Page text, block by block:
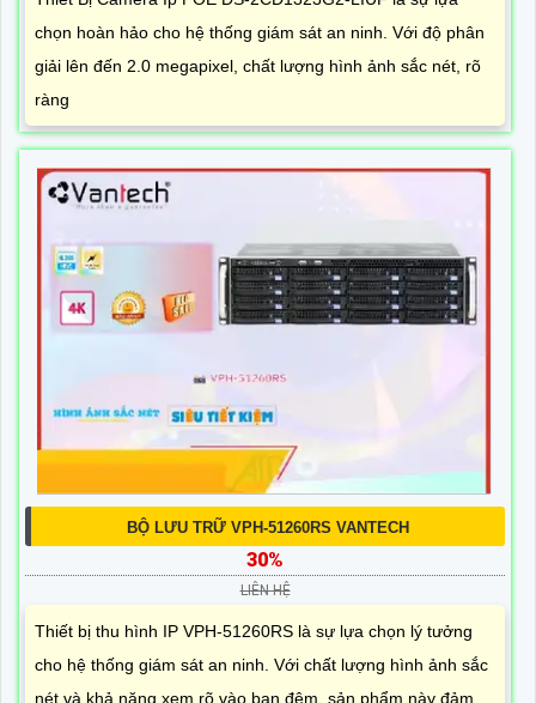
chọn hoàn hảo cho hệ thống giám sát an ninh. Với độ phân
giải lên đến 2.0 megapixel, chất lượng hình ảnh sắc nét, rõ
ràng
BỘ LƯU TRỮ VPH-51260RS VANTECH
30%
LIÊN HỆ
Thiết bị thu hình IP VPH-51260RS là sự lựa chọn lý tưởng
cho hệ thống giám sát an ninh. Với chất lượng hình ảnh sắc
nét và khả năng xem rõ vào ban đêm, sản phẩm này đảm